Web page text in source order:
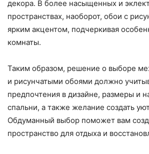
декора. В более насыщенных и
пространствах, наоборот, обои с
ярким акцентом, подчеркивая
комнаты.
Таким образом, решение о выборе
и рисунчатыми обоями должно
предпочтения в дизайне, размеры и
спальни, а также желание создать
Обдуманный выбор поможет вам
пространство для отдыха и